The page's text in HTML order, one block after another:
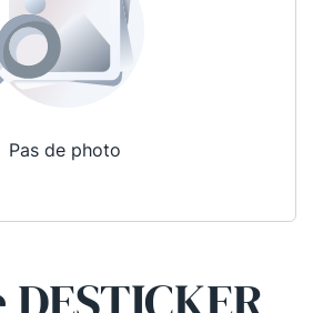
Pas de photo
?